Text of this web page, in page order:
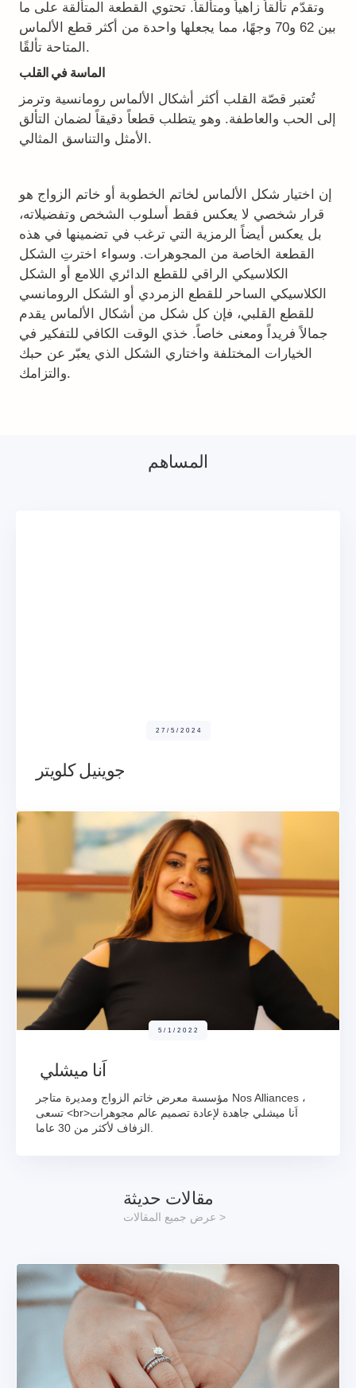
وتقدّم تألقاً زاهياً ومتألقاً. تحتوي القطعة المتألقة على ما
بين 62 و70 وجهًا، مما يجعلها واحدة من أكثر قطع الألماس
المتاحة تألقًا.
الماسة في القلب
تُعتبر قصّة القلب أكثر أشكال الألماس رومانسية وترمز
إلى الحب والعاطفة. وهو يتطلب قطعاً دقيقاً لضمان التألق
الأمثل والتناسق المثالي.
إن اختيار شكل الألماس لخاتم الخطوبة أو خاتم الزواج هو
قرار شخصي لا يعكس فقط أسلوب الشخص وتفضيلاته،
بل يعكس أيضاً الرمزية التي ترغب في تضمينها في هذه
القطعة الخاصة من المجوهرات. وسواء اخترتِ الشكل
الكلاسيكي الراقي للقطع الدائري اللامع أو الشكل
الكلاسيكي الساحر للقطع الزمردي أو الشكل الرومانسي
للقطع القلبي، فإن كل شكل من أشكال الألماس يقدم
جمالاً فريداً ومعنى خاصاً. خذي الوقت الكافي للتفكير في
الخيارات المختلفة واختاري الشكل الذي يعبّر عن حبك
والتزامك.
مقالات حديثة
عرض جميع المقالات >
المساهم
27/5/2024
جوينيل كلويتر
5/1/2022
اَنا ميشلي
مؤسسة معرض خاتم الزواج ومديرة متاجر Nos Alliances ،
تسعى <br>اَنا ميشلي جاهدة لإعادة تصميم عالم مجوهرات